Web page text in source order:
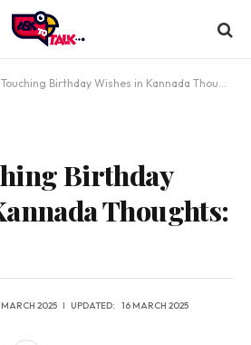
Birthday Wishes in Kannada Thoughts: A
Birthday
Thoughts:
MARCH 2025 UPDATED: 16 MARCH 2025